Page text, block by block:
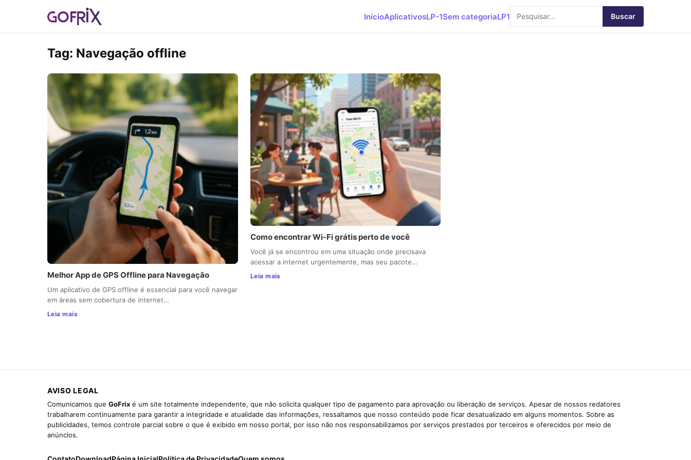
InícioAplicativosLP-1Sem categoriaLP1 Buscar
Tag: Navegação offline
Melhor App de GPS Offline para Navegação
Um aplicativo de GPS offline é essencial para você navegar
em áreas sem cobertura de internet…
Leia mais
Como encontrar Wi-Fi grátis perto de você
Você já se encontrou em uma situação onde precisava
acessar a internet urgentemente, mas seu pacote…
Leia mais
AVISO LEGAL
Comunicamos que GoFrix é um site totalmente independente, que não solicita qualquer tipo de pagamento para aprovação ou liberação de serviços. Apesar de nossos redatores
trabalharem continuamente para garantir a integridade e atualidade das informações, ressaltamos que nosso conteúdo pode ficar desatualizado em alguns momentos. Sobre as
publicidades, temos controle parcial sobre o que é exibido em nosso portal, por isso não nos responsabilizamos por serviços prestados por terceiros e oferecidos por meio de
anúncios.